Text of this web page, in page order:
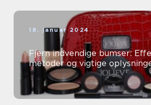
18. januar 2024
Fjern indvendige bumser:
metoder og vigtige